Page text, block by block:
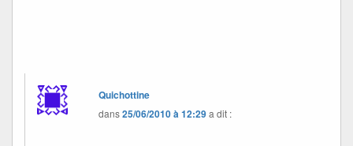
Quichottine
dans25/06/2010 à 12:29a dit :